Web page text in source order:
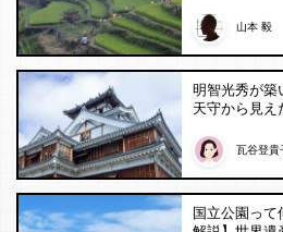
山本 毅
明智光秀が築
天守から見え
瓦谷登貴
国立公園っ